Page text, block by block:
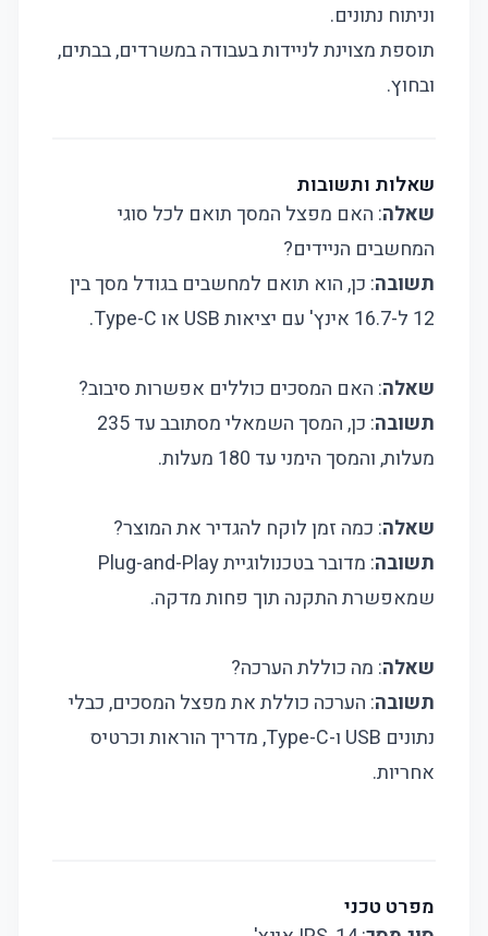
וניתוח נתונים.
תוספת מצוינת לניידות בעבודה במשרדים, בבתים,
ובחוץ.
שאלות ותשובות
שאלה: האם מפצל המסך תואם לכל סוגי
המחשבים הניידים?
תשובה: כן, הוא תואם למחשבים בגודל מסך בין
12 ל-16.7 אינץ' עם יציאות USB או Type-C.
שאלה: האם המסכים כוללים אפשרות סיבוב?
תשובה
: כן, המסך השמאלי מסתובב עד 235
מעלות, והמסך הימני עד 180 מעלות.
שאלה: כמה זמן לוקח להגדיר את המוצר?
תשובה
: מדובר בטכנולוגיית Plug-and-Play
שמאפשרת התקנה תוך פחות מדקה.
שאלה: מה כוללת הערכה?
תשובה: הערכה כוללת את מפצל המסכים, כבלי
נתונים USB ו-Type-C, מדריך הוראות וכרטיס
אחריות.
מפרט טכני